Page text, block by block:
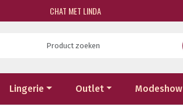
CHAT MET LINDA
Lingerie Outlet Modeshow